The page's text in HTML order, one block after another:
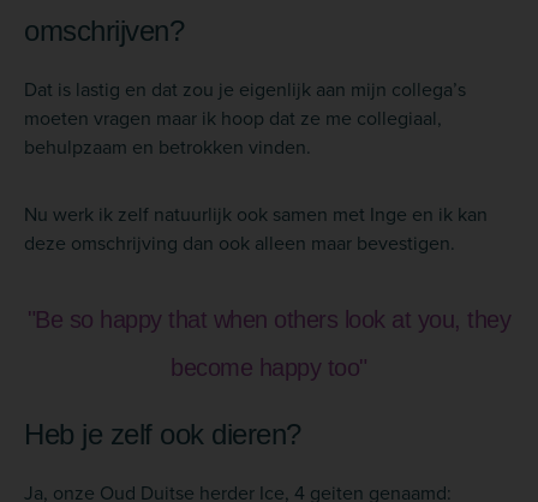
omschrijven?
Dat is lastig en dat zou je eigenlijk aan mijn collega’s
moeten vragen maar ik hoop dat ze me collegiaal,
behulpzaam en betrokken vinden.
Nu werk ik zelf natuurlijk ook samen met Inge en ik kan
deze omschrijving dan ook alleen maar bevestigen.
"Be so happy that when others look at you, they
become happy too"
Heb je zelf ook dieren?
Ja, onze Oud Duitse herder Ice, 4 geiten genaamd: